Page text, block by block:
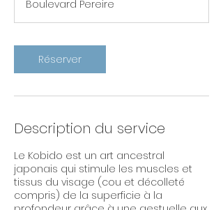
m
i
Boulevard Pereire
Réserver
Description du service
Le Kobido est un art ancestral
japonais qui stimule les muscles et
tissus du visage (cou et décolleté
compris) de la superficie à la